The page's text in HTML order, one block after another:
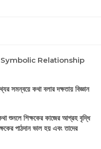
Relationship
সমন্বয়ে কথা বলার দক্ষতায় বিজ্ঞান
কথা শুনলে শিক্ষকের কাজের আগ্রহ বৃদ্ধি
পাঠদান ভাল হয় এবং তাদের